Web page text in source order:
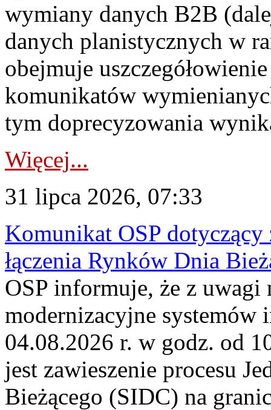
wymiany danych B2B
danych planistycznych w
obejmuje
komunikatów
tym doprecyzowania
Więcej...
31 lipca 2026, 07:33
Komunikat OSP dotyczący
łączenia Rynków Dnia
OSP informuje, że z uwagi
modernizacyjne
04.08.2026 r. w godz. od
jest zawieszenie procesu
Bieżącego (SIDC) na